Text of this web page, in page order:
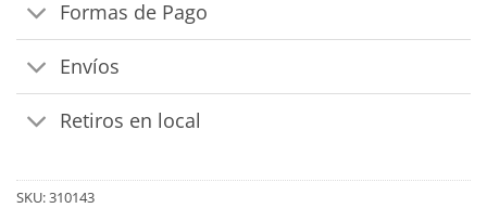
Formas de Pago
Envíos
Retiros en local
SKU:310143